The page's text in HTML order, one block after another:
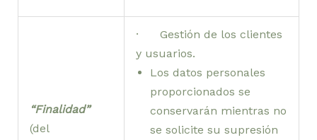
“Finalidad”
(del
· Gestión de los clientes
y usuarios.
Los datos personales
proporcionados se
conservarán mientras no
se solicite su supresión